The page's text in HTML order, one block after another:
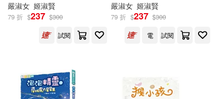
嚴淑女 姬淑賢
79 折 $237 $300
試閱
嚴淑女 姬淑賢
79 折 $237 $300
電
試閱